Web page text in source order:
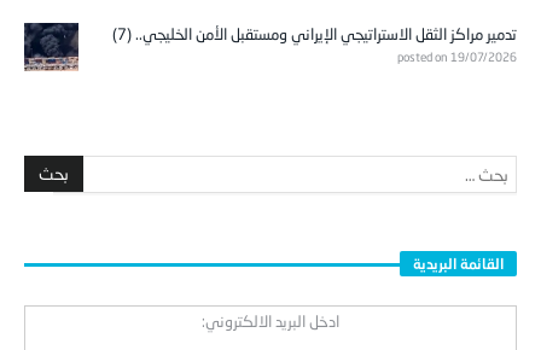
تدمير مراكز الثقل الاستراتيجي الإيراني ومستقبل الأمن الخليجي.. (7)
posted on 19/07/2026
القائمة البريدية
ادخل البريد الالكتروني: